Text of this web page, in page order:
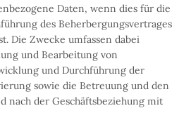
Daten, wenn dies für die
des Beherbergungsvertrages
Die Zwecke umfassen dabei
und Bearbeitung von
und Durchführung der
sowie die Betreuung und den
nach der Geschäftsbeziehung mit